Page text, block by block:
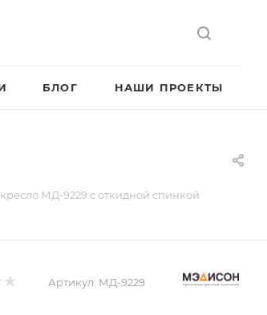
БЛОГ НАШИ ПРОЕКТЫ
МД-9229 с откидной спинкой
Артикул: МД-9229